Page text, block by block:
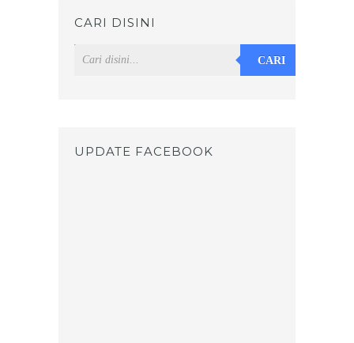
CARI DISINI
CARI
UPDATE FACEBOOK